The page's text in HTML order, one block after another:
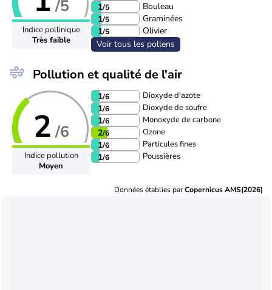
/5
Indice pollinique
Très faible
1/5
Bouleau
1/5
Graminées
1/5
Olivier
Voir tous les pollens
Pollution et qualité de l'air
2 /6
Indice pollution
Moyen
1/6 Dioxyde d'azote
1/6 Dioxyde de soufre
1/6 Monoxyde de carbone
2/6 Ozone
1/6 Particules fines
1/6 Poussières
Données établies parCopernicus AMS(2026)